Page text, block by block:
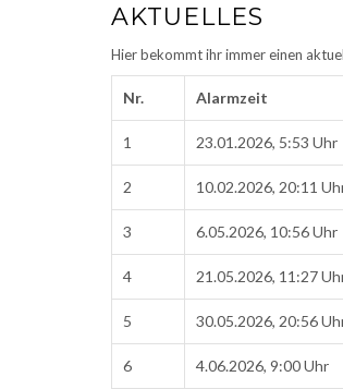
AKTUELLES
Hier bekommt ihr immer einen
Nr. Alarmzeit
1 23.01.2026, 5:53 Uhr
2 10.02.2026, 20:11
3 6.05.2026, 10:56 Uhr
4 21.05.2026, 11:27
5 30.05.2026, 20:56
6 4.06.2026, 9:00 Uhr